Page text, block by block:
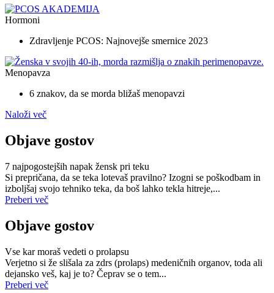
Hormoni
Zdravljenje PCOS: Najnovejše smernice 2023
Menopavza
6 znakov, da se morda bližaš menopavzi
Naloži več
Objave gostov
7 najpogostejših napak žensk pri teku
Si prepričana, da se teka lotevaš pravilno? Izogni se poškodbam in
izboljšaj svojo tehniko teka, da boš lahko tekla hitreje,...
Preberi več
Objave gostov
Vse kar moraš vedeti o prolapsu
Verjetno si že slišala za zdrs (prolaps) medeničnih organov, toda ali
dejansko veš, kaj je to? Čeprav se o tem...
Preberi več